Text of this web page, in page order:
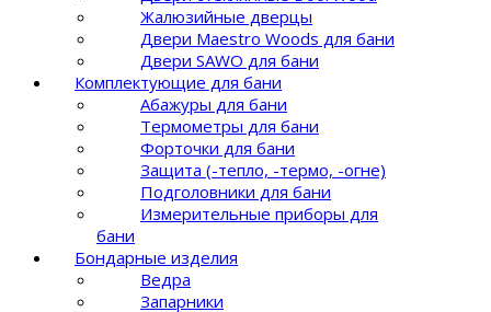
Жалюзийные дверцы
Двери Maestro Woods для бани
Двери SAWO для бани
Комплектующие для бани
Абажуры для бани
Термометры для бани
Форточки для бани
Защита (-тепло, -термо, -огне)
Подголовники для бани
Измерительные приборы для
бани
Бондарные изделия
Ведра
Запарники